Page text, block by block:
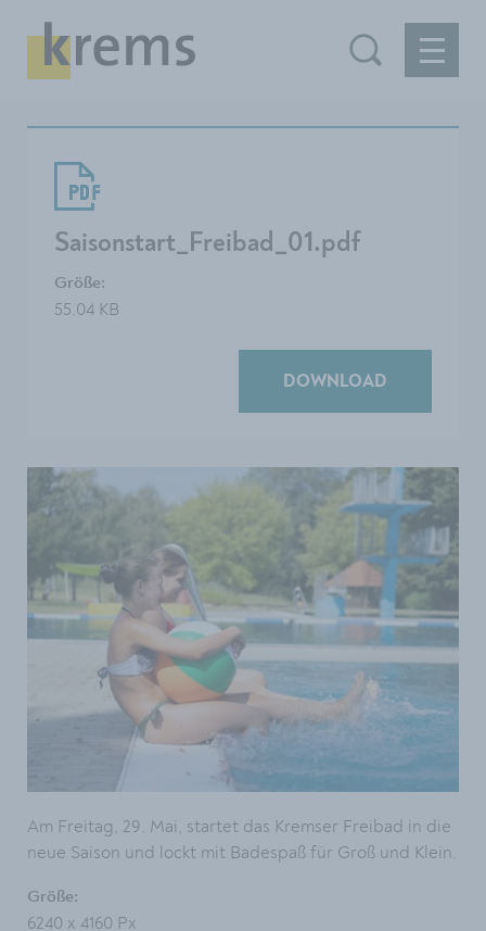
Saisonstart_Freibad_01.pdf
Größe:
55.04 KB
DOWNLOAD
Am Freitag, 29. Mai, startet das Kremser Freibad in die
neue Saison und lockt mit Badespaß für Groß und Klein.
Größe:
6240 x 4160 Px